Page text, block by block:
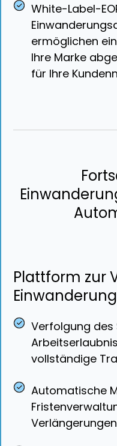
White-Label-
ermöglichen
Ihre Marke
für Ihre
Plattform zur
Einwanderung
Verfolgung des
vollständige
Automatische
Verlängerungen